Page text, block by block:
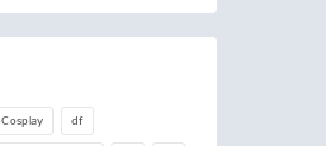
Cosplay df